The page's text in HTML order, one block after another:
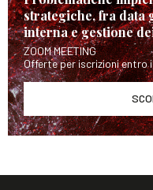
strategiche, fra data
interna e gestione
ZOOM MEETING
Offerte per iscrizioni entro